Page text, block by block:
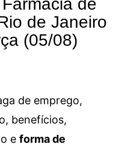
de
de Janeiro
(05/08)
de emprego,
benefícios,
e forma de